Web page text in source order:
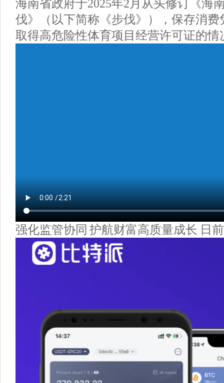
海南省政府于2025年2月从头修订《海
伐》（以下简称《步伐》），保存消
取得高危险性体育项目经营许可证的
强化监管协同 护航财富高质量成长 日